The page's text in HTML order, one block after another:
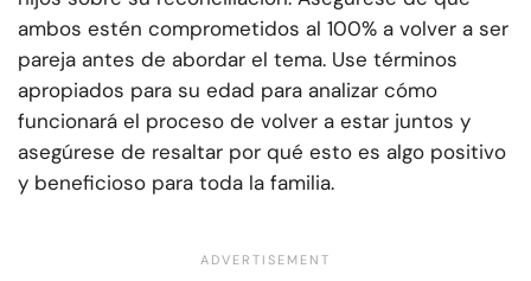
ambos estén comprometidos al 100% a volver a ser
pareja antes de abordar el tema. Use términos
apropiados para su edad para analizar cómo
funcionará el proceso de volver a estar juntos y
asegúrese de resaltar por qué esto es algo positivo
y beneficioso para toda la familia.